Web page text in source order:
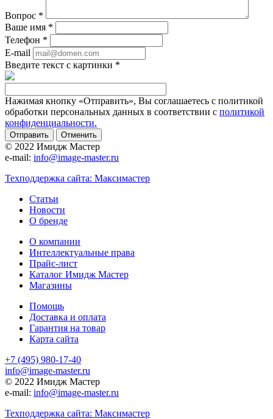
Вопрос *
Ваше имя *
Телефон *
E-mail
Введите текст с картинки *
Нажимая кнопку «Отправить», Вы соглашаетесь с политикой
обработки персональных данных в соответствии с политикой
конфиденциальности.
Отменить
© 2022 Имидж Мастер
e-mail: info@image-master.ru
Техподдержка сайта: Максимастер
Статьи
Новости
О бренде
О компании
Интеллектуальные права
Прайс-лист
Каталог Имидж Мастер
Магазины
Помощь
Доставка и оплата
Гарантия на товар
Карта сайта
+7 (495) 980-17-40
info@image-master.ru
© 2022 Имидж Мастер
e-mail: info@image-master.ru
Техподдержка сайта: Максимастер